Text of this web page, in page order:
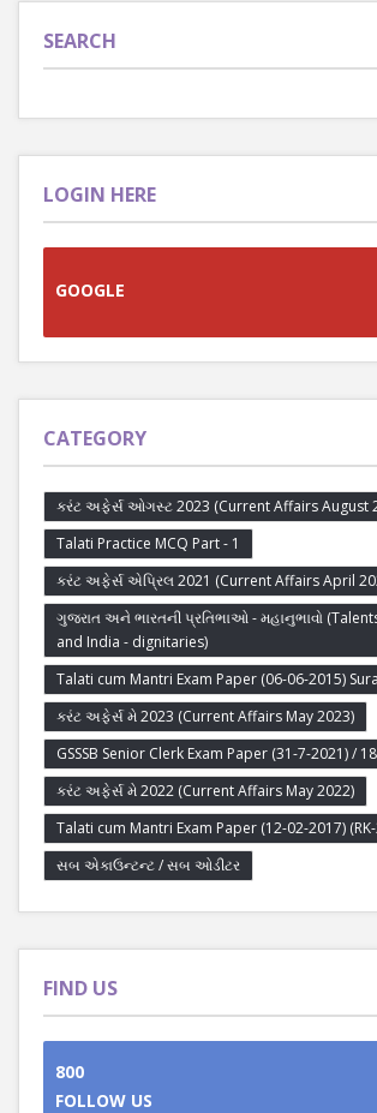
SEARCH
LOGIN HERE
GOOGLE
CATEGORY
કરંટ અફેર્સ ઓગસ્ટ 2023 (Current Affairs August
Talati Practice MCQ Part - 1
કરંટ અફેર્સ એપ્રિલ 2021 (Current Affairs April
ગુજરાત અને ભારતની પ્રતિભાઓ - મહાનુભાવો
and India - dignitaries)
Talati cum Mantri Exam Paper (06-06-2015)
કરંટ અફેર્સ મે 2023 (Current Affairs May 2023)
GSSSB Senior Clerk Exam Paper (31-7-2021) /
કરંટ અફેર્સ મે 2022 (Current Affairs May 2022)
Talati cum Mantri Exam Paper (12-02-2017)
સબ એકાઉન્ટન્ટ / સબ ઓડીટર
FIND US
800
FOLLOW US